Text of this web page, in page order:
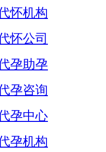
怀机构
怀公司
孕助孕
孕咨询
孕中心
孕机构